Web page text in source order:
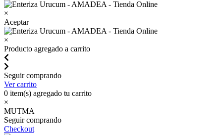
×
Aceptar
×
Producto agregado a carrito
Seguir comprando
Ver carrito
0 item(s) agregado tu carrito
×
MUTMA
Seguir comprando
Checkout